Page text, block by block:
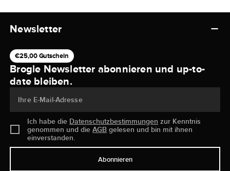
Newsletter
€25,00 Gutschein
Brogle Newsletter abonnieren und up-to-
date bleiben.
Ihre E-Mail-Adresse
Ich habe die Datenschutzbestimmungen zur Kenntnis
genommen und dieAGB gelesen und bin mit ihnen
einverstanden.
Abonnieren